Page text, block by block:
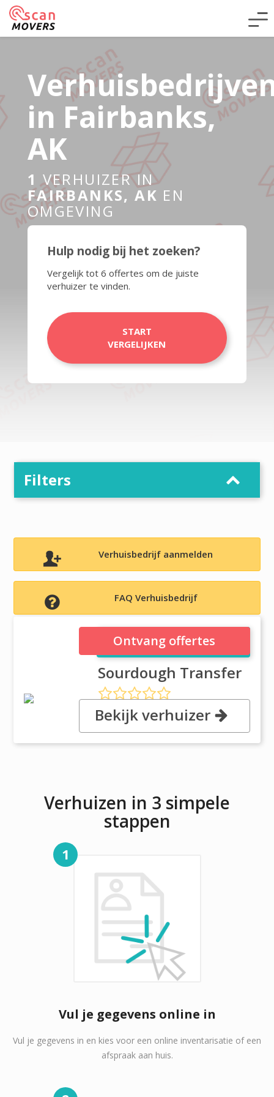
in Fairbanks,
AK
1 VERHUIZER IN
FAIRBANKS, AK EN
OMGEVING
Hulp nodig bij het zoeken?
Vergelijk tot 6 offertes om de juiste
verhuizer te vinden.
START
VERGELIJKEN
Filters
Verhuisbedrijf aanmelden
FAQ Verhuisbedrijf
Sourdough Transfer
Sourdough Transfer
, 600 Driveway St., 99701
Fairbanks, AK
Ontvang offertes
Bekijk verhuizer
Verhuizen in 3 simpele
stappen
1
Vul je gegevens online in
Vul je gegevens in en kies voor een online inventarisatie of een
afspraak aan huis.